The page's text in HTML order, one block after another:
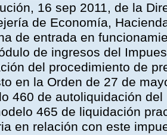
16 sep 2011, de la
de Economía,
de entrada en
de ingresos del
del procedimiento de
en la Orden de 27 de
460 de autoliquidación
465 de liquidación
en relación con este